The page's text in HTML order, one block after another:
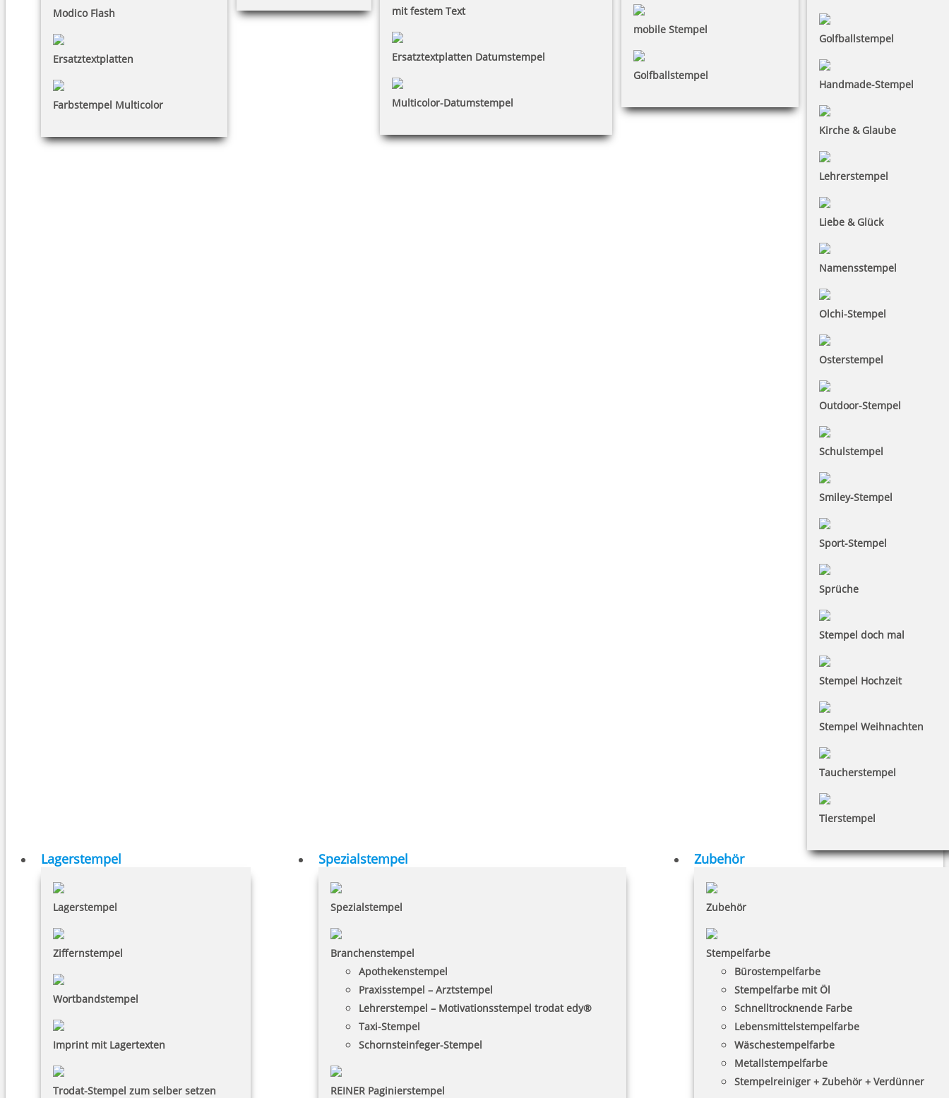
Modico Flash
Ersatztextplatten
Farbstempel Multicolor
mit festem Text
Ersatztextplatten Datumstempel
Multicolor-Datumstempel
mobile Stempel
Golfballstempel
Golfballstempel
Handmade-Stempel
Kirche & Glaube
Lehrerstempel
Liebe & Glück
Namensstempel
Olchi-Stempel
Osterstempel
Outdoor-Stempel
Schulstempel
Smiley-Stempel
Sport-Stempel
Sprüche
Stempel doch mal
Stempel Hochzeit
Stempel Weihnachten
Taucherstempel
Tierstempel
Lagerstempel
Lagerstempel
Ziffernstempel
Wortbandstempel
Imprint mit Lagertexten
Trodat-Stempel zum selber setzen
Spezialstempel
Spezialstempel
Branchenstempel
Apothekenstempel
Praxisstempel – Arztstempel
Lehrerstempel – Motivationsstempel trodat edy®
Taxi-Stempel
Schornsteinfeger-Stempel
REINER Paginierstempel
Zubehör
Zubehör
Stempelfarbe
Bürostempelfarbe
Stempelfarbe mit Öl
Schnelltrocknende Farbe
Lebensmittelstempelfarbe
Wäschestempelfarbe
Metallstempelfarbe
Stempelreiniger + Zubehör + Verdünner